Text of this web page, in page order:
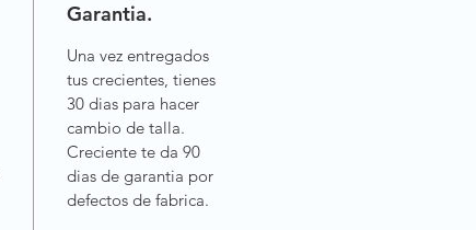
Garantia.
Una vez entregados
tus crecientes, tienes
30 dias para hacer
cambio de talla.
Creciente te da 90
dias de garantia por
defectos de fabrica.